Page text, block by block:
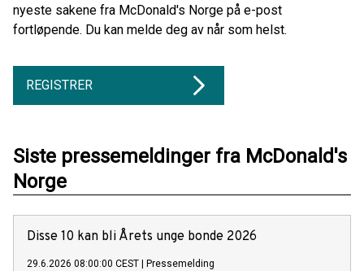
nyeste sakene fra McDonald's Norge på e-post
fortløpende. Du kan melde deg av når som helst.
REGISTRER
Siste pressemeldinger fra McDonald's
Norge
Disse 10 kan bli Årets unge bonde 2026
29.6.2026 08:00:00 CEST Pressemelding